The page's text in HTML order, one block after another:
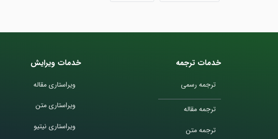
خدمات ترجمه
ترجمه رسمی
ترجمه مقاله
ترجمه متن
خدمات ویرایش
ویراستاری مقاله
ویراستاری متن
ویراستاری نیتیو